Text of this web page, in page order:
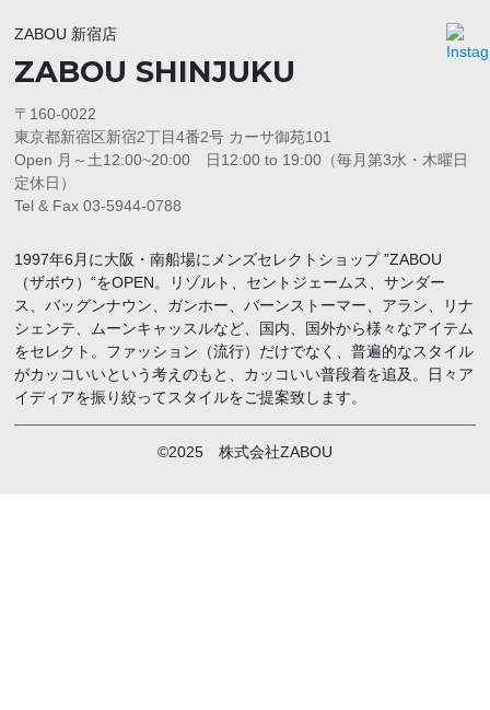
ZABOU 新宿店
ZABOU SHINJUKU
〒160-0022
東京都新宿区新宿2丁目4番2号 カーサ御苑101
Open 月～土12:00~20:00 日12:00 to 19:00（毎月第3水・木曜日
定休日）
Tel & Fax 03-5944-0788
1997年6月に大阪・南船場にメンズセレクトショップ ”ZABOU
（ザボウ）“をOPEN。リゾルト、セントジェームス、サンダー
ス、バッグンナウン、ガンホー、バーンストーマー、アラン、リナ
シェンテ、ムーンキャッスルなど、国内、国外から様々なアイテム
をセレクト。ファッション（流行）だけでなく、普遍的なスタイル
がカッコいいという考えのもと、カッコいい普段着を追及。日々ア
イディアを振り絞ってスタイルをご提案致します。
©2025 株式会社ZABOU